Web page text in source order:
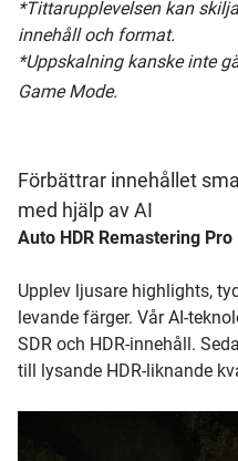
*Tittarupplevelsen kan
innehåll och format.
*Uppskalning kanske inte
Game Mode.
Förbättrar innehållet
med hjälp av AI
Auto HDR Remastering Pro
Upplev ljusare highlights,
levande färger. Vår AI-
SDR och HDR-innehåll.
till lysande HDR-liknande